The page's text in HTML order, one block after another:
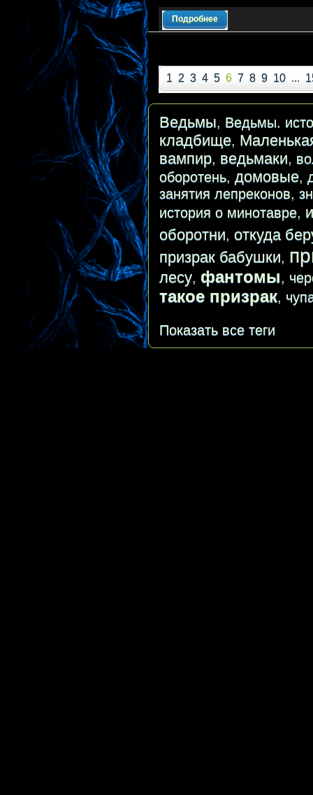
Подробнее
1 2 3 4 5 6 7 8 9 10 ...
Ведьмы, Ведьмы.
кладбище,
вампир, ведьмаки,
оборотень, домовые,
занятия лепреконов,
история о минотавре,
оборотни, откуда
призрак бабушки,
лесу, фантомы,
такое призрак,
Показать все теги